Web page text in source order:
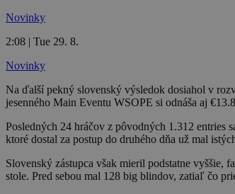
Novinky
2:08 | Tue 29. 8.
Novinky
Na ďalší pekný slovenský výsledok dosiahol v
jesenného Main Eventu WSOPE si odnáša aj
Posledných 24 hráčov z pôvodných 1.312 entries
ktoré dostal za postup do druhého dňa už mal
Slovenský zástupca však mieril podstatne vyššie,
stole. Pred sebou mal 128 big blindov, zatiaľ čo